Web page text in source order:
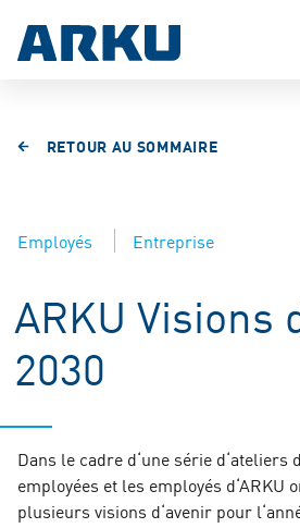
RETOUR AU SOMMAIRE
Employés Entreprise
ARKU Visions
2030
Dans le cadre d‘une série d‘ateliers
employées et les employés d‘ARKU
plusieurs visions d‘avenir pour